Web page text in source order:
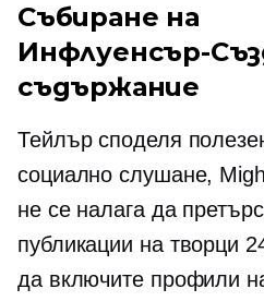
Събиране на
Инфлуенсър-
съдържание
Тейлър споделя
социално слушане,
не се налага да
публикации на творци
да включите профили